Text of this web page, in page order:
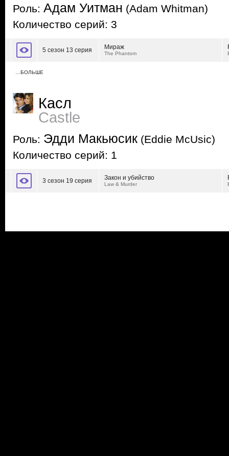
Роль: Адам Уитман (Adam Whitman)
Количество серий: 3
5 сезон 13 серия Мираж
The Phantom
…БОЛЬШЕ
Касл
Castle
Роль: Эдди Макьюсик (Eddie McUsic)
Количество серий: 1
3 сезон 19 серия Закон и убийство
Law & Murder